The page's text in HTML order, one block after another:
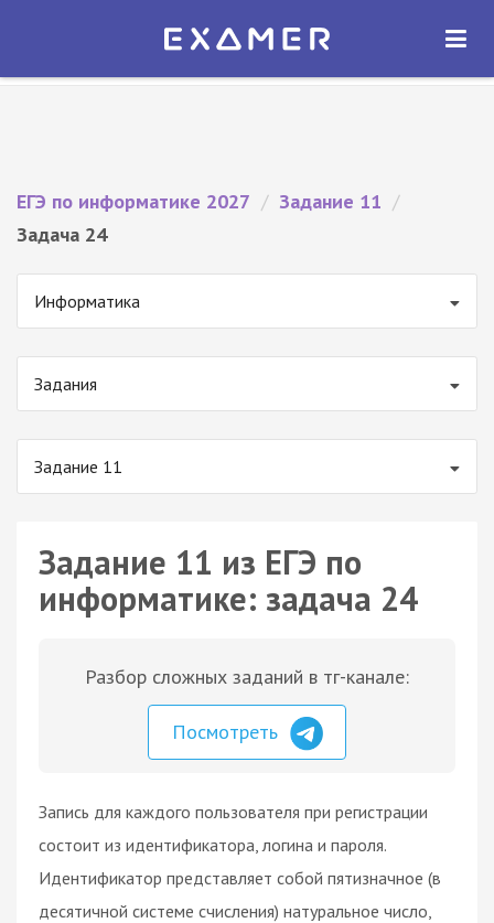
Экзамер — ЕГЭ 2027
ОТКРЫТЬ
ЕГЭ по информатике 2027 / Задание 11 /
Задача 24
Информатика
Задания
Задание 11
Задание 11 из ЕГЭ по
информатике: задача 24
Разбор сложных заданий в тг-канале:
Посмотреть
Запись для каждого пользователя при регистрации
состоит из идентификатора, логина и пароля.
Идентификатор представляет собой пятизначное (в
десятичной системе счисления) натуральное число,